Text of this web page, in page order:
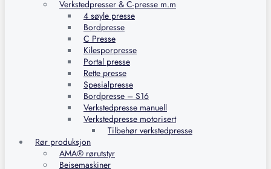
Verkstedpresser & C-presse m.m
4 søyle presse
Bordpresse
C Presse
Kilesporpresse
Portal presse
Rette presse
Spesialpresse
Bordpresse – S16
Verkstedpresse manuell
Verkstedpresse motorisert
Tilbehør verkstedpresse
Rør produksjon
AMA® rørutstyr
Beisemaskiner